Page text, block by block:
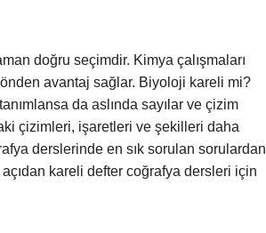
doğru seçimdir. Kimya çalışmaları
avantaj sağlar. Biyoloji kareli mi?
da aslında sayılar ve çizim
çizimleri, işaretleri ve şekilleri daha
derslerinde en sık sorulan sorulardan
kareli defter coğrafya dersleri için